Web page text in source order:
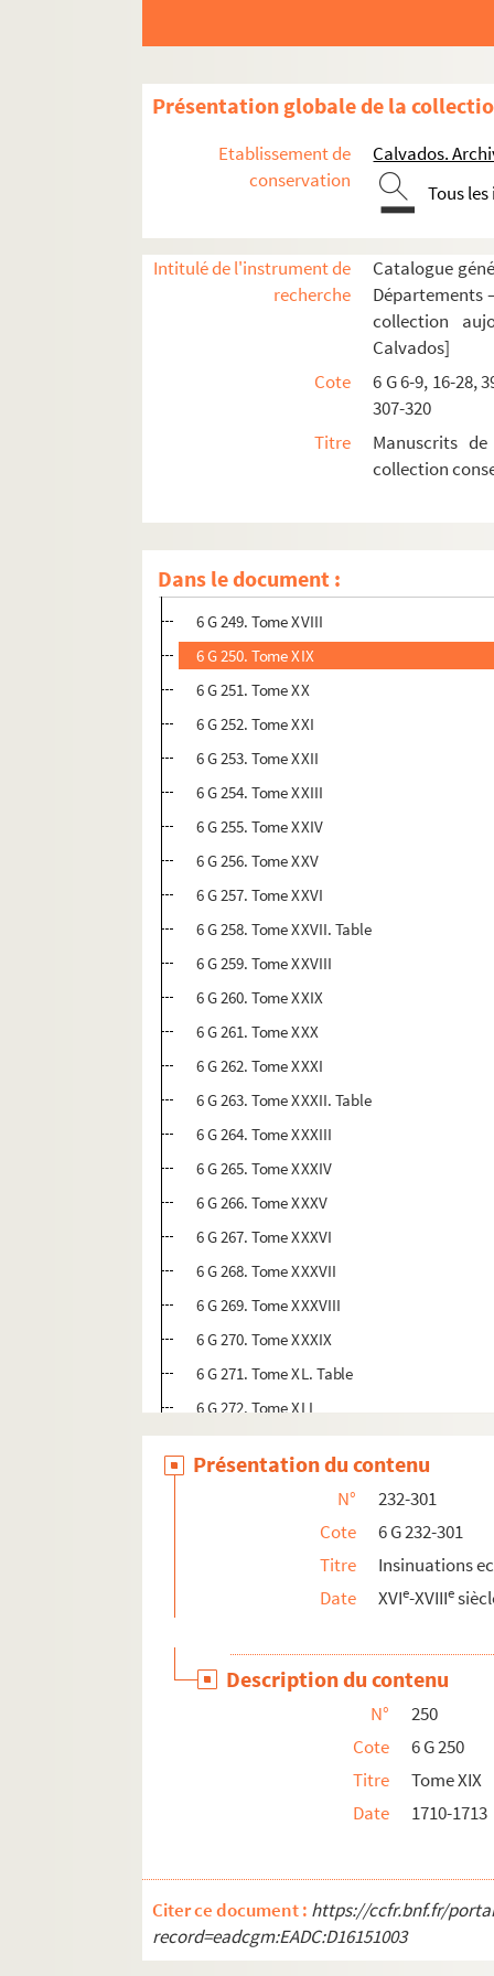
Présentation globale de la
Etablissement de
conservation
Calvados.
Tous
Intitulé de l'instrument de
recherche
Catalogue
Départements
collection
Calvados]
Cote
6 G 6-9, 16-28,
307-320
Titre
Manuscrits
collection
Dans le document :
6 G 234. Tome III
6 G 235. Tome IV. 1660 à 1665. — (281
6 G 236. Tome V.
6 G 238. Tome VII
6 G 239. Tome VIII
6 G 246. Tome XV
6 G 247. Tome XVI
6 G 248. Tome XVII
6 G 249. Tome XVIII
6 G 250. Tome XIX
6 G 251. Tome XX
6 G 252. Tome XXI
6 G 253. Tome XXII
6 G 254. Tome XXIII
6 G 255. Tome XXIV
6 G 256. Tome XXV
6 G 257. Tome XXVI
6 G 258. Tome XXVII. Table
6 G 259. Tome XXVIII
6 G 260. Tome XXIX
6 G 261. Tome XXX
6 G 262. Tome XXXI
6 G 263. Tome XXXII. Table
6 G 264. Tome XXXIII
6 G 265. Tome XXXIV
6 G 266. Tome XXXV
6 G 267. Tome XXXVI
6 G 268. Tome XXXVII
6 G 269. Tome XXXVIII
6 G 270. Tome XXXIX
6 G 271. Tome XL. Table
6 G 272. Tome XLI
6 G 273. Tome XLII. La fin manque
6 G 274. Tome XLIII
6 G 280. Tome XLIX
6 G 286. Tome LV
6 G 287. Tome LVI
6 G 288. Tome LVII
Présentation du contenu
N°
232-301
Cote
6 G 232-301
Titre
Insinuations
Date
XVIe-XVIIIe
Description du contenu
N°
250
Cote
6 G 250
Titre
Tome XIX
Date
1710-1713
Citer ce document : https://ccfr.bnf.fr/
record=eadcgm:EADC:D16151003